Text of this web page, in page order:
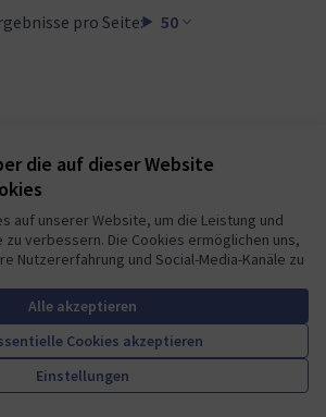
die auf dieser Website
auf unserer Website, um die Leistung und
zu verbessern. Die Cookies ermöglichen uns,
Nutzererfahrung und Social-Media-Kanäle zu
Alle akzeptieren
Cookies akzeptieren
Einstellungen
pro Seite: 50
auf X
Portal auf Facebook
Portal auf Instagram
Portal auf YouTube
Link)
Mautic Community Portal auf GitHub
Link)
languageEscolher idiomaElegir el idioma
erstellt
(Externer Link)
.
A democratic space for your
community